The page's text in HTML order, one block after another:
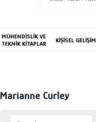
MÜHENDİSLİK VE
TEKNİK KİTAPLAR
KİŞİSEL GELİŞİM
Marianne Curley